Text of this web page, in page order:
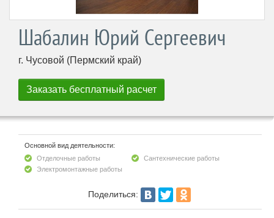
Шабалин Юрий Сергеевич
г. Чусовой (Пермский край)
Основной вид деятельности:
Отделочные работы
Сантехнические работы
Электромонтажные работы
Поделиться: